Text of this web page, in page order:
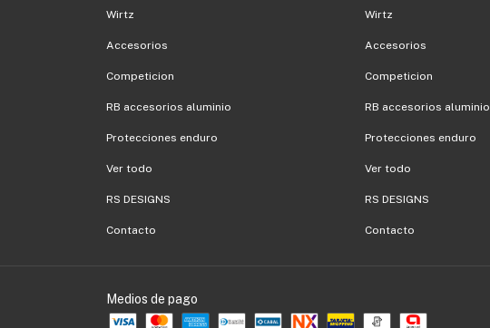
Wirtz
Accesorios
Competicion
RB accesorios aluminio
Protecciones enduro
Ver todo
RS DESIGNS
Contacto
Wirtz
Accesorios
Competicion
RB accesorios aluminio
Protecciones enduro
Ver todo
RS DESIGNS
Contacto
Medios de pago